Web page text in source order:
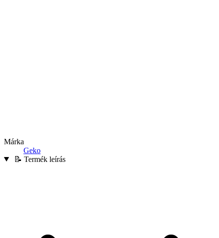
Márka
Geko
📝 Termék leírás